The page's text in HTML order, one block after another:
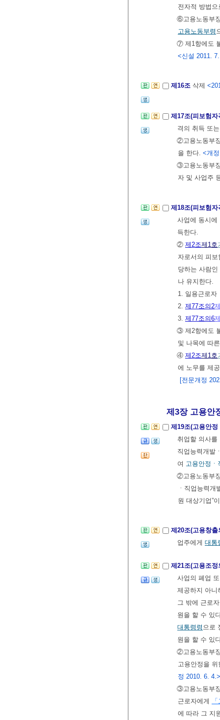
전자적 방법
⑥고용노동부
고용노동부령
⑦ 제1항에도
<신설 2011.
제16조 삭제
제17조(피보험
격의 취득 또
②고용노동부
을 한다. <개
③고용노동부
자 및 사업주
제18조(피보험
사업에 동시
득한다.
② 제2조제1호
자로서의 피
당하는 사람
나 유지한다.
1. 일용근로자
2. 제77조의2
3. 제77조의6
③ 제2항에도
및 나목에 따
④ 제2조제1호
에 노무를 제
[전문개정
제3장 고용안정
제19조(고용안
취업할 의사를
직업능력개발
여 고용안정
②고용노동부
ㆍ직업능력
원 대상기업”
제20조(고용창
업주에게 대통
제21조(고용조
사업의 폐업
제공하지 아니
그 밖에 근로
원을 할 수 있
대통령령 으로
원을 할 수 있
②고용노동부
고용안정을
정 2010. 6. 4.>
③고용노동부
근로자에게
에 따라 그 지